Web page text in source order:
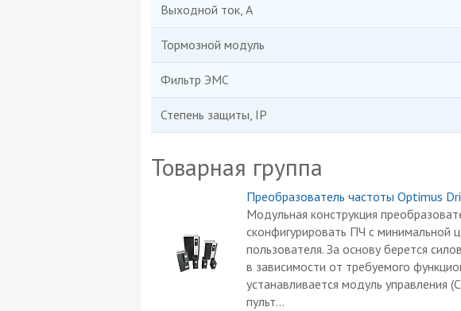
Выходной ток, А
Тормозной модуль
Фильтр ЭМС
Степень защиты, IP
Товарная группа
Преобразователь частоты Optimus
Модульная конструкция
сконфигурировать ПЧ с минимальной
пользователя. За основу берется
в зависимости от требуемого
устанавливается модуль управления
пульт...